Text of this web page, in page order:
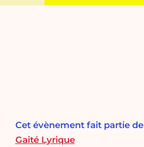
Cet évènement fait partie de
Gaité Lyrique